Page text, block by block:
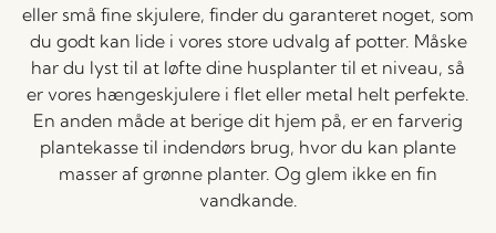
eller små fine skjulere, finder du garanteret noget, som
du godt kan lide i vores store udvalg af potter. Måske
har du lyst til at løfte dine husplanter til et niveau, så
er vores hængeskjulere i flet eller metal helt perfekte.
En anden måde at berige dit hjem på, er en farverig
plantekasse til indendørs brug, hvor du kan plante
masser af grønne planter. Og glem ikke en fin
vandkande.